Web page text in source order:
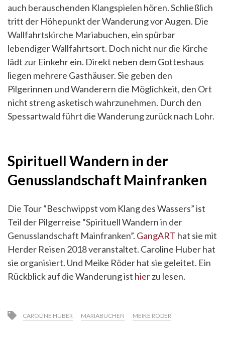
auch berauschenden Klangspielen hören. Schließlich
tritt der Höhepunkt der Wanderung vor Augen. Die
Wallfahrtskirche Mariabuchen, ein spürbar
lebendiger Wallfahrtsort. Doch nicht nur die Kirche
lädt zur Einkehr ein. Direkt neben dem Gotteshaus
liegen mehrere Gasthäuser. Sie geben den
Pilgerinnen und Wanderern die Möglichkeit, den Ort
nicht streng asketisch wahrzunehmen. Durch den
Spessartwald führt die Wanderung zurück nach Lohr.
Spirituell Wandern in der
Genusslandschaft Mainfranken
Die Tour “Beschwippst vom Klang des Wassers” ist
Teil der Pilgerreise “Spirituell Wandern in der
Genusslandschaft Mainfranken”. GangART hat sie mit
Herder Reisen 2018 veranstaltet. Caroline Huber hat
sie organisiert. Und Meike Röder hat sie geleitet. Ein
Rückblick auf die Wanderung ist hierzu lesen.
CAROLINE HUBER MARIABUCHEN MEIKE RÖDER